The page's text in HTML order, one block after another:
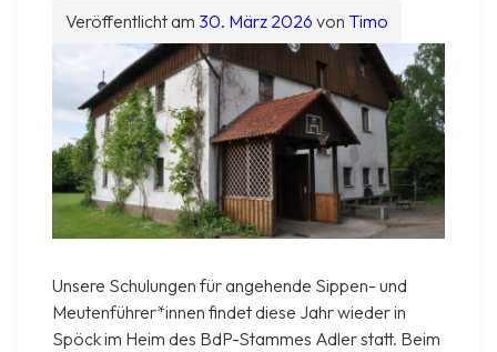
Veröffentlicht am 30. März 2026 von Timo
Unsere Schulungen für angehende Sippen- und
Meutenführer*innen findet diese Jahr wieder in
Spöck im Heim des BdP-Stammes Adler statt. Beim